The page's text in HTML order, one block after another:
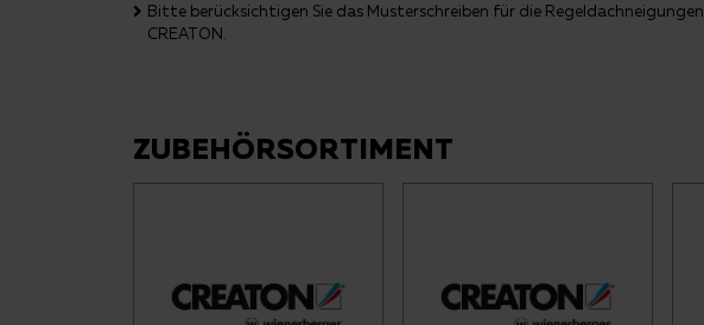
Bitte berücksichtigen Sie das Musterschreiben für die Regeldachneigungen
CREATON.
ZUBEHÖRSORTIMENT